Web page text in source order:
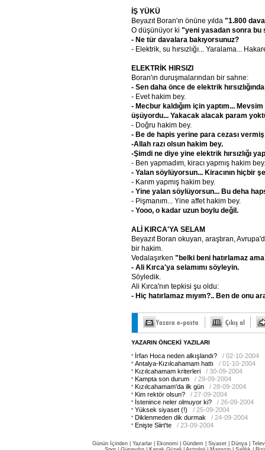
İŞ YÜKÜ
Beyazıt Boran'ın önüne yılda "1.800
O düşünüyor ki "yeni yasadan sonra bu
- Ne tür davalara bakıyorsunuz?
- Elektrik, su hırsızlığı... Yaralama...
ELEKTRİK HIRSIZI
Boran'ın duruşmalarından bir sahne:
- Sen daha önce de elektrik
- Evet hakim bey.
- Mecbur kaldığım için yaptım... Mevsim
üşüyordu... Yakacak alacak param
- Doğru hakim bey.
- Be de hapis yerine para cezası
-Allah razı olsun hakim bey.
-Şimdi ne diye yine elektrik hırsızlığı
- Ben yapmadım, kiracı yapmış hakim bey.
- Yalan söylüyorsun... Kiracının hiçbir
- Karım yapmış hakim bey.
- Yine yalan söylüyorsun... Bu deha
- Pişmanım... Yine affet hakim bey.
- Yooo, o kadar uzun boylu değil.
ALİ KIRCA'YA SELAM
Beyazıt Boran okuyan, araştıran,
bir hakim.
Vedalaşırken "belki beni hatırlamaz
- Ali Kırca'ya selamımı söyleyin.
Söyledik.
Ali Kırca'nın tepkisi şu oldu:
- Hiç hatırlamaz mıyım?.. Ben de onu
YAZARIN ÖNCEKİ YAZILARI
İrfan Hoca neden alkışlandı?
/ 02-10-2004
Antalya-Kızılcahamam hattı
/ 01-10-2004
Kızılcahamam kriterleri
/ 30-09-2004
Kampta son durum
/ 29-09-2004
Kızılcahamam'da ilk gün
/ 28-09-2004
Kim rektör olsun?
/ 27-09-2004
İstenince neler olmuyor ki?
/ 26-09-2004
Yüksek siyaset (!)
/ 25-09-2004
Diklenmeden dik durmak
/ 24-09-2004
Enişte Siirt'te
/ 23-09-2004
Günün İçinden Yazarlar Ekonomi Gündem Siyaset Dünya |